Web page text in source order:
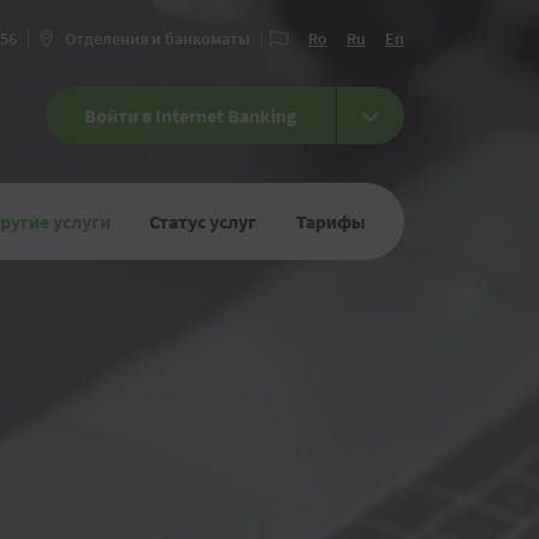
Отделения и банкоматы Ro Ru En
Войти в Internet Banking
услуги Статус услуг Тарифы